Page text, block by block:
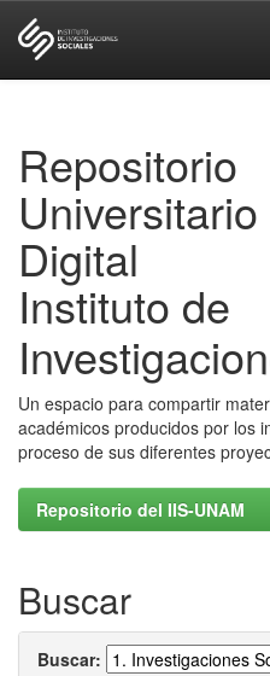
Repositorio
Universitario
Digital
Instituto de
Un espacio para compartir
académicos producidos por los
proceso de sus diferentes
Repositorio del IIS-UNAM
Buscar
Buscar: